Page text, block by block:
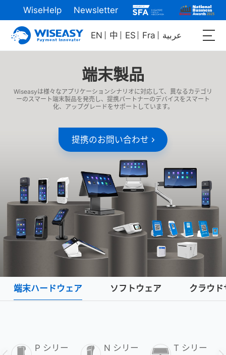
WiseHelp Newsletter
EN 中 ES Fra عربية
端末製品
Wiseasyは様々なアプリケーションシナリオに対応して、異なるカテゴリ
ーのスマート端末製品を発売し、提携パートナーのデバイスをスマート
化、アップグレードをサポートしています。
提携のお問い合わせ
端末ハードウェア ソフトウェア クラウ
P シリー
N シリー
T シリー